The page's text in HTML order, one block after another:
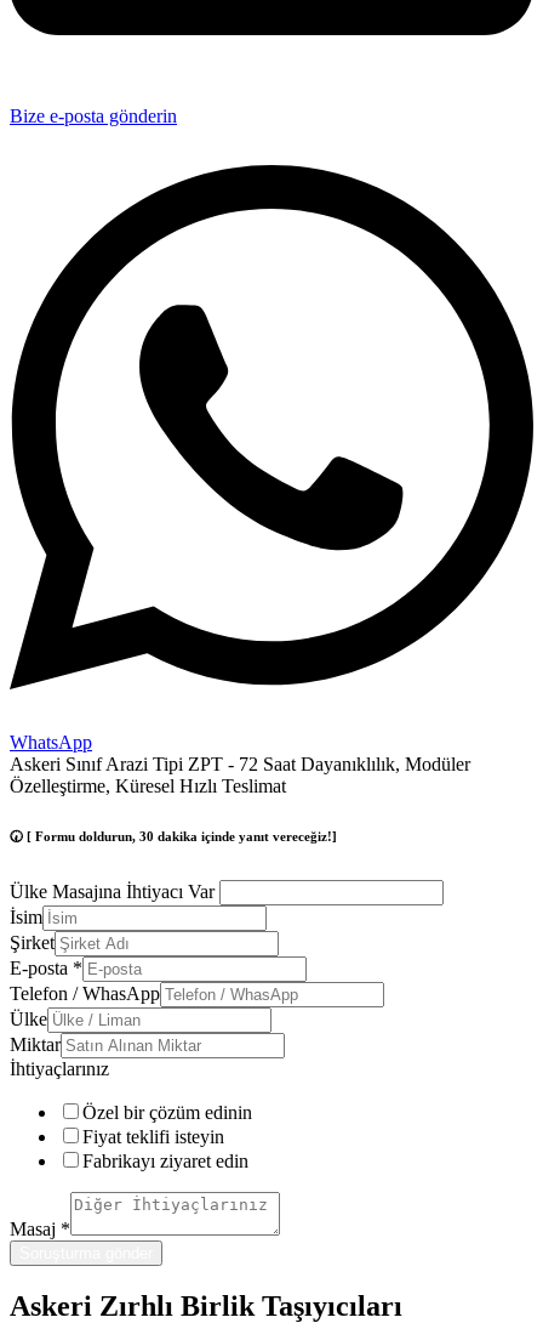
Bize e-posta gönderin
WhatsApp
Askeri Sınıf Arazi Tipi ZPT - 72 Saat Dayanıklılık, Modüler
Özelleştirme, Küresel Hızlı Teslimat
🕢 [ Formu doldurun, 30 dakika içinde yanıt vereceğiz!]
Ülke Masajına İhtiyacı Var
İsim
Şirket
E-posta *
Telefon / WhasApp
Ülke
Miktar
İhtiyaçlarınız
Özel bir çözüm edinin
Fiyat teklifi isteyin
Fabrikayı ziyaret edin
Masaj *
Askeri Zırhlı Birlik Taşıyıcıları